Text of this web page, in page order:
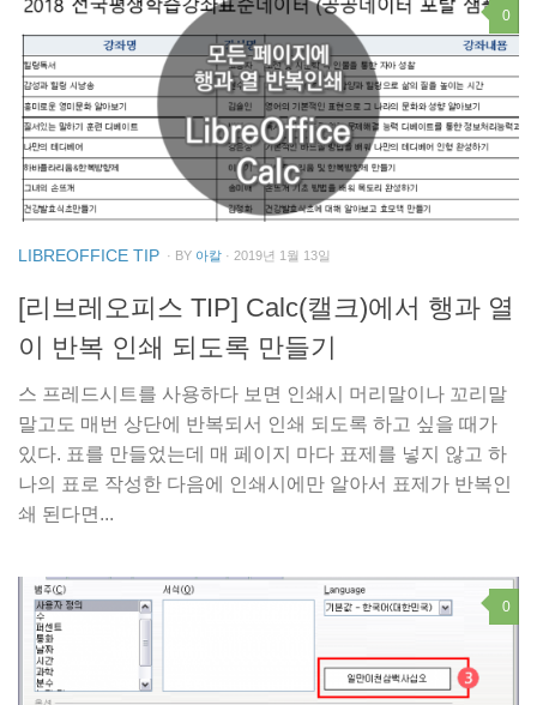
0
LIBREOFFICE TIP · BY 아칼 · 2019년 1월 13일
[리브레오피스 TIP] Calc(캘크)에서 행과 열
이 반복 인쇄 되도록 만들기
스 프레드시트를 사용하다 보면 인쇄시 머리말이나 꼬리말
말고도 매번 상단에 반복되서 인쇄 되도록 하고 싶을 때가
있다. 표를 만들었는데 매 페이지 마다 표제를 넣지 않고 하
나의 표로 작성한 다음에 인쇄시에만 알아서 표제가 반복인
쇄 된다면...
0